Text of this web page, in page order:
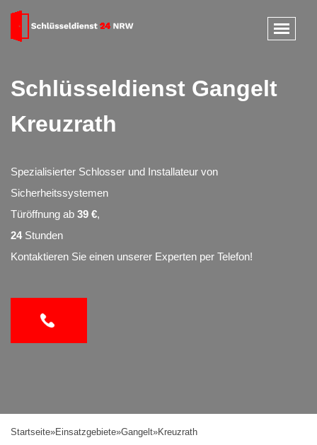
Schlüsseldienst Gangelt
Kreuzrath
Spezialisierter Schlosser und Installateur von
Sicherheitssystemen
Türöffnung ab 39 €,
24Stunden
Kontaktieren Sie einen unserer Experten per Telefon!
Startseite»Einsatzgebiete»Gangelt»Kreuzrath